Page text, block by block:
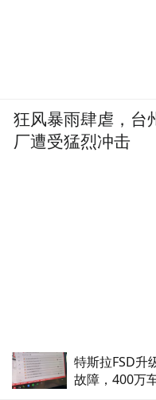
特斯拉FSD升
故障，400万
狂风暴雨肆虐，台
厂遭受猛烈冲击